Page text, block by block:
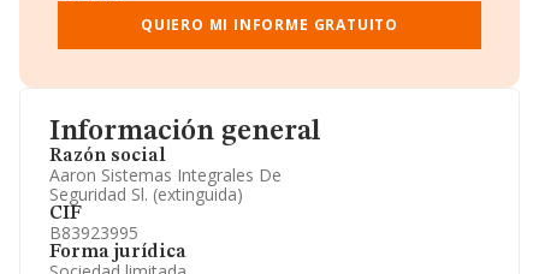
Información general
Razón social
Aaron Sistemas Integrales De
Seguridad Sl. (extinguida)
CIF
B83923995
Forma jurídica
Informe Mercantil Completo (BORME).
Gráficos de Evolución Ventas y Empleados.
Consejo de Administración y Administradores.
Accionistas.
Artículos de prensa publicados sobre la empresa.
Información oficial y registral complementaria.
QUIERO MI INFORME GRATUITO